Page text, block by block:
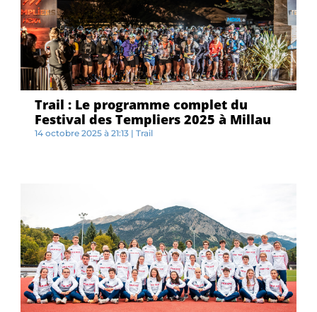
Trail : Le programme complet du
Festival des Templiers 2025 à Millau
14 octobre 2025 à 21:13 | Trail